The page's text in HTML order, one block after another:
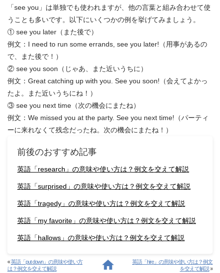
「see you」は単独でも使われますが、他の言葉と組み合わせて使
うことも多いです。以下にいくつかの例を挙げてみましょう。
① see you later（また後で）
例文：I need to run some errands, see you later!（用事があるの
で、また後で！）
② see you soon（じゃあ、また近いうちに）
例文：Great catching up with you. See you soon!（会えてよかっ
たよ。また近いうちにね！）
③ see you next time（次の機会にまたね）
例文：We missed you at the party. See you next time!（パーティ
ーに来れなくて残念だったね。次の機会にまたね！）
前後のおすすめ記事
英語「research」の意味や使い方は？例文を交えて解説
英語「surprised」の意味や使い方は？例文を交えて解説
英語「tragedy」の意味や使い方は？例文を交えて解説
英語「my favorite」の意味や使い方は？例文を交えて解説
英語「hallows」の意味や使い方は？例文を交えて解説
«英語「put down」の意味や使い方
は？例文を交えて解説
英語「hire」の意味や使い方は？例文
を交えて解説»